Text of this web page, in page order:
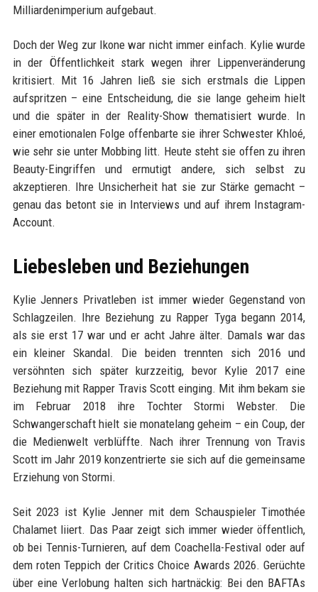
Milliardenimperium aufgebaut.
Doch der Weg zur Ikone war nicht immer einfach. Kylie wurde
in der Öffentlichkeit stark wegen ihrer Lippenveränderung
kritisiert. Mit 16 Jahren ließ sie sich erstmals die Lippen
aufspritzen – eine Entscheidung, die sie lange geheim hielt
und die später in der Reality-Show thematisiert wurde. In
einer emotionalen Folge offenbarte sie ihrer Schwester Khloé,
wie sehr sie unter Mobbing litt. Heute steht sie offen zu ihren
Beauty-Eingriffen und ermutigt andere, sich selbst zu
akzeptieren. Ihre Unsicherheit hat sie zur Stärke gemacht –
genau das betont sie in Interviews und auf ihrem Instagram-
Account.
Liebesleben und Beziehungen
Kylie Jenners Privatleben ist immer wieder Gegenstand von
Schlagzeilen. Ihre Beziehung zu Rapper Tyga begann 2014,
als sie erst 17 war und er acht Jahre älter. Damals war das
ein kleiner Skandal. Die beiden trennten sich 2016 und
versöhnten sich später kurzzeitig, bevor Kylie 2017 eine
Beziehung mit Rapper Travis Scott einging. Mit ihm bekam sie
im Februar 2018 ihre Tochter Stormi Webster. Die
Schwangerschaft hielt sie monatelang geheim – ein Coup, der
die Medienwelt verblüffte. Nach ihrer Trennung von Travis
Scott im Jahr 2019 konzentrierte sie sich auf die gemeinsame
Erziehung von Stormi.
Seit 2023 ist Kylie Jenner mit dem Schauspieler Timothée
Chalamet liiert. Das Paar zeigt sich immer wieder öffentlich,
ob bei Tennis-Turnieren, auf dem Coachella-Festival oder auf
dem roten Teppich der Critics Choice Awards 2026. Gerüchte
über eine Verlobung halten sich hartnäckig: Bei den BAFTAs